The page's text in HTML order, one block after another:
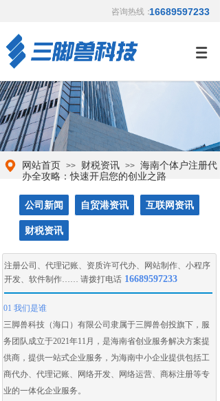
咨询热线：16689597233
网站首页 >> 财税资讯 >> 海南个体户注册代
办全攻略：快速开启您的创业之路
公司新闻 自贸港资讯 互联网资讯
财税资讯
01 我们是谁
三脚兽科技（海口）有限公司隶属于三脚兽创投旗下，服
务团队成立于2021年11月，是海南省创业服务解决方案提
供商，提供一站式企业服务，为海南中小企业提供包括工
商代办、 代理记账、 网络开发、 网络运营、 商标注册等专
业的一体化企业服务。
注册公司 、 代理记账、 资质许可代办、 网站制作、 小程序
开发、 软件制作…… 请拨打电话 16689597233